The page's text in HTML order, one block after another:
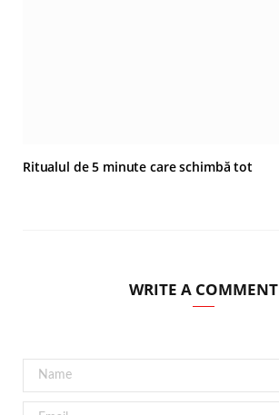
Ritualul de 5 minute care schimbă tot
WRITE A COMMENT